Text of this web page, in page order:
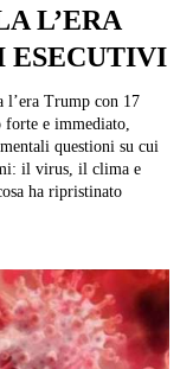
L’ERA
ESECUTIVI
l’era Trump con 17
e immediato,
questioni su cui
il virus, il clima e